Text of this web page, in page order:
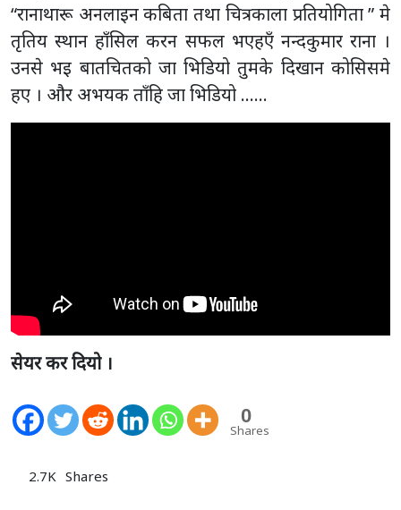
“रानाथारू अनलाइन कबिता तथा चित्रकाला प्रतियोगिता ” मे
तृतिय स्थान हाँसिल करन सफल भएहएँ नन्दकुमार राना ।
उनसे भइ बातचितको जा भिडियो तुमके दिखान कोसिसमे
हए । और अभयक ताँहि जा भिडियो ……
सेयर कर दियो ।
0
Shares
2.7K Shares